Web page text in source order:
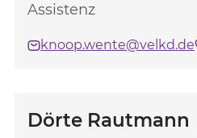
Assistenz
knoop.wente@velkd.de
Dörte Rautmann